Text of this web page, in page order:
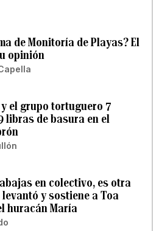
de Monitoría de Playas? El
opinión
y el grupo tortuguero 7
libras de basura en el
en colectivo, es otra
y sostiene a Toa
huracán María